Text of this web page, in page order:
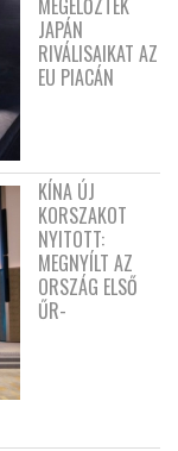
MEGELŐZTÉK
JAPÁN
RIVÁLISAIKAT AZ
EU PIACÁN
KÍNA ÚJ
KORSZAKOT
NYITOTT:
MEGNYÍLT AZ
ORSZÁG ELSŐ
ŰR-